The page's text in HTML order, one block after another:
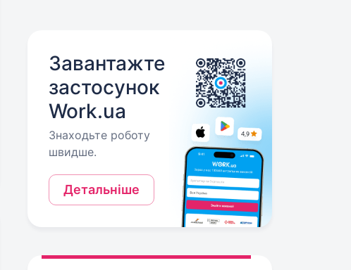
Завантажте
застосунок
Work.ua
Знаходьте роботу
швидше.
Детальніше